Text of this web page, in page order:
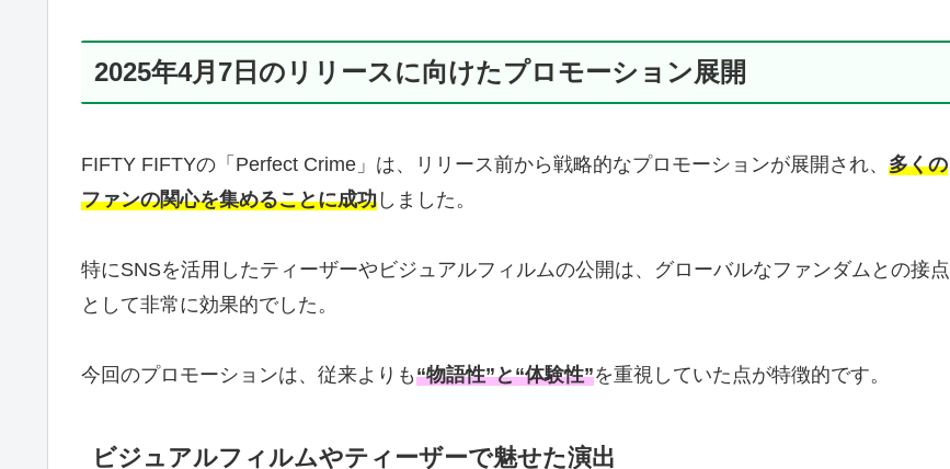
2025年4月7日のリリースに向けたプロモーション展開
FIFTY FIFTYの「Perfect Crime」は、リリース前から戦略的なプロモーションが展開され、 多くの
ファンの関心を集めることに成功 しました。
特にSNSを活用したティーザーやビジュアルフィルムの公開は、グローバルなファンダムとの接点
として非常に効果的でした。
今回のプロモーションは、従来よりも“物語性”と“体験性”を重視していた点が特徴的です。
ビジュアルフィルムやティーザーで魅せた演出